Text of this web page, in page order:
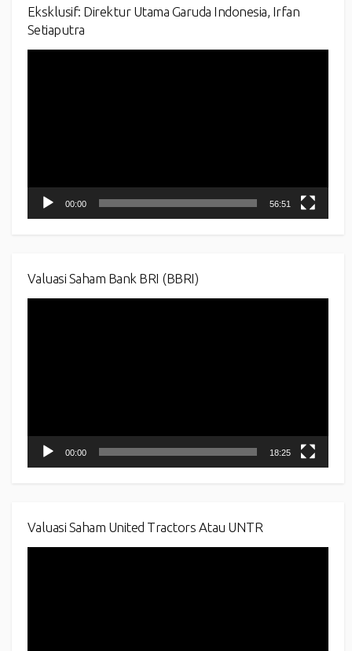
Eksklusif: Direktur Utama Garuda Indonesia, Irfan
Setiaputra
00:00 56:51
Valuasi Saham Bank BRI (BBRI)
00:00 18:25
Valuasi Saham United Tractors Atau UNTR